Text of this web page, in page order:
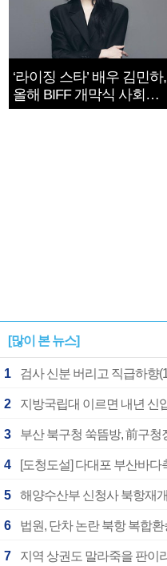
‘라이징 스타’ 배우 김민하,
올해 BIFF 개막식 사회자
확정
[많이 본 뉴스]
1
2 지방국립대 이르면 내년 신
3 부산 북구청 쑥뜸방, 前구청
4 [도청도설] 다대포 부산바다
5 해양수산부 신청사 북항재
6 법원, 단차 논란 북항 복합
7 지역 상권도 말라죽을 판